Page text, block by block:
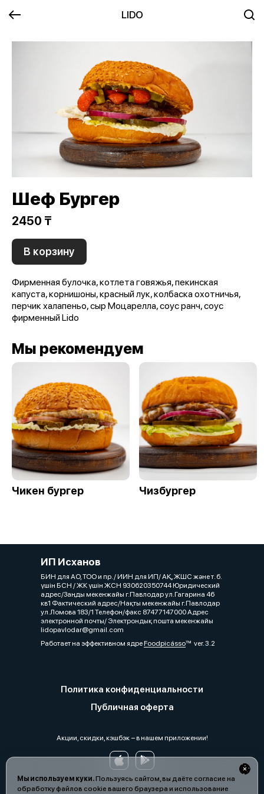
LIDO
Мы используем куки.Пользуясь сайтом, вы даёте согласие на
обработку файлов cookie вашего браузера и использование
Шеф Бургер
2450 ₸
В корзину
Фирменная булочка, котлета говяжья, пекинская
капуста, корнишоны, красный лук, колбаска охотничья,
перчик халапеньо, сыр Моцарелла, соус ранч, соус
фирменный Lido
Мы рекомендуем
Чикен бургер Чизбургер
ИП Исханов
БИН для АО, ТОО и пр. / ИИН для ИП/ АҚ, ЖШС және т. б.
үшін БСН / ЖК үшін ЖСН 930620350744 Юридический
адрес/Заңды мекенжайы г.Павлодар ул.Гагарина 46
кв1 Фактический адрес/Нақты мекенжайы г.Павлодар
ул.Ломова 183/1 Телефон/факс 87477147000 Адрес
электронной почты/ Электрондық пошта мекенжайы
lidopavlodar@gmail.com
Работает на эффективном ядреFoodpicássover. 3.2
Политика конфиденциальности
Публичная оферта
Акции, скидки, кэшбэк − в нашем приложении!